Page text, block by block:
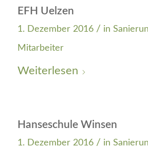
EFH Uelzen
1. Dezember 2016 / in
Mitarbeiter
Weiterlesen
Hanseschule Winsen
1. Dezember 2016 / in